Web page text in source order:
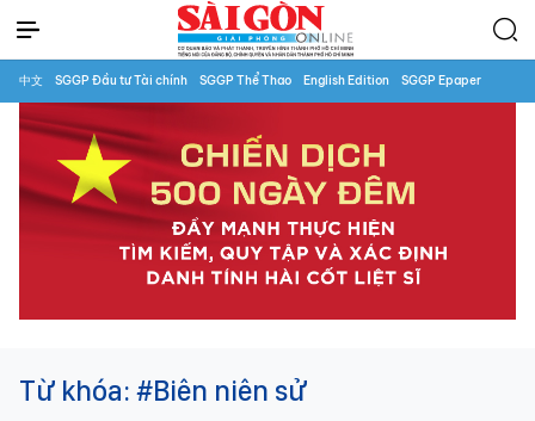
中文 SGGP Đầu tư Tài chính SGGP Thể Thao English Edition SGGP Epaper
Từ khóa: #Biên niên sử